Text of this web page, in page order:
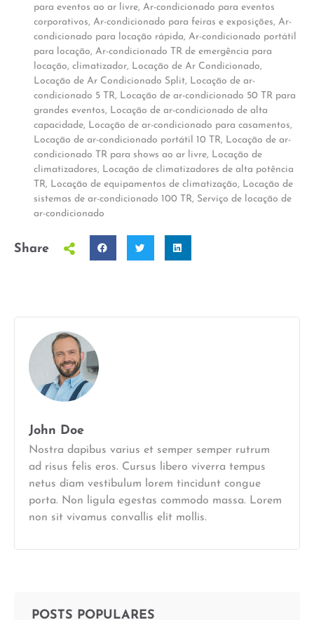
para eventos ao ar livre, Ar-condicionado para eventos
corporativos, Ar-condicionado para feiras e exposições, Ar-
condicionado para locação rápida, Ar-condicionado portátil
para locação, Ar-condicionado TR de emergência para
locação, climatizador, Locação de Ar Condicionado,
Locação de Ar Condicionado Split, Locação de ar-
condicionado 5 TR, Locação de ar-condicionado 50 TR para
grandes eventos, Locação de ar-condicionado de alta
capacidade, Locação de ar-condicionado para casamentos,
Locação de ar-condicionado portátil 10 TR, Locação de ar-
condicionado TR para shows ao ar livre, Locação de
climatizadores, Locação de climatizadores de alta potência
TR, Locação de equipamentos de climatização, Locação de
sistemas de ar-condicionado 100 TR, Serviço de locação de
ar-condicionado
Share
John Doe
Nostra dapibus varius et semper semper rutrum
ad risus felis eros. Cursus libero viverra tempus
netus diam vestibulum lorem tincidunt congue
porta. Non ligula egestas commodo massa. Lorem
non sit vivamus convallis elit mollis.
POSTS POPULARES